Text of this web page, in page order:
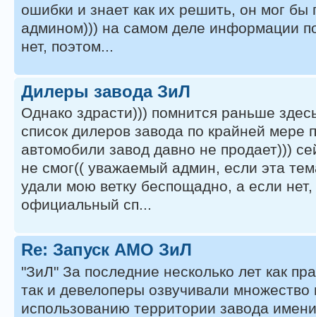
ошибки и знает как их решить, он мог бы
админом))) на самом деле информации
нет, поэтом...
Дилеры завода ЗиЛ
Однако здрасти))) помнится раньше
список дилеров завода по крайней мере
автомобили завод давно не продает)))
не смог(( уважаемый админ, если эта
удали мою ветку беспощадно, а если нет,
официальный сп...
Re: Запуск АМО ЗиЛ
"ЗиЛ" За последние несколько лет как
так и девелоперы озвучивали множество
использованию территории завода